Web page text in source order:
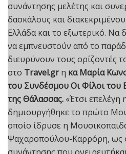
συνάντησης μελέτης και
δασκάλους και
Ελλάδα και το εξωτερικό. Να
να εμπνευστούν από το
διευρύνουν τους ορίζοντές
στο Travel.grη κα Μαρία
του Συνδέσμου Οι Φίλοι του
της Θάλασσας. «Έτσι επελέγη
δημιουργήθηκε το πρώτο
οποίο ίδρυσε η
Ψαχαροπούλου-Καρρόρη, ως